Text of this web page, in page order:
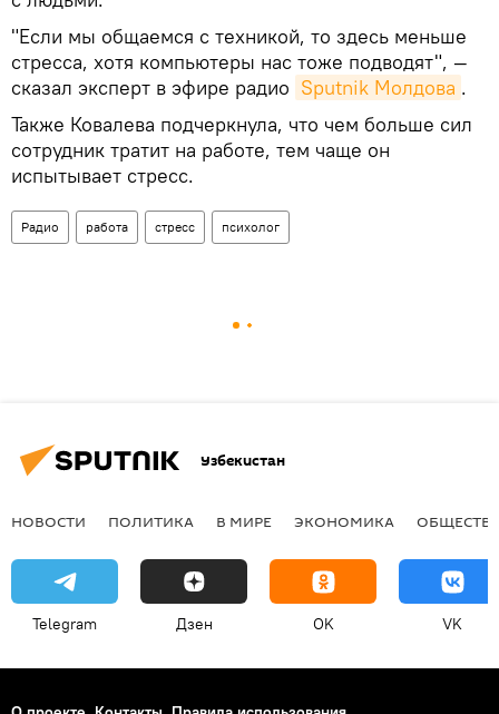
"Если мы общаемся с техникой, то здесь меньше
стресса, хотя компьютеры нас тоже подводят", —
сказал эксперт в эфире радио Sputnik Молдова .
Также Ковалева подчеркнула, что чем больше сил
сотрудник тратит на работе, тем чаще он
испытывает стресс.
Радио работа стресс психолог
Узбекистан
НОВОСТИ ПОЛИТИКА В МИРЕ ЭКОНОМИКА
Telegram Дзен OK VK